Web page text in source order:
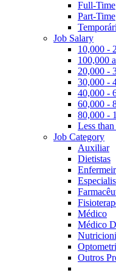
Full-Time
Part-Time
Job Salary
10,000 -
100,000
20,000 -
30,000 -
40,000 -
60,000 -
80,000 -
Less
Job Category
Auxiliar
Dietistas
Médico
Médico
Outros